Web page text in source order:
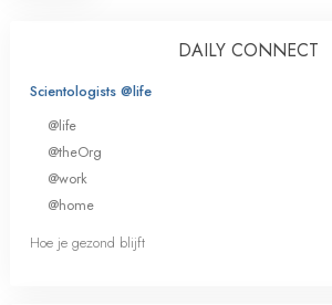
DAILY CONNECT
Scientologists @life
@life
@theOrg
@work
@home
Hoe je gezond blijft